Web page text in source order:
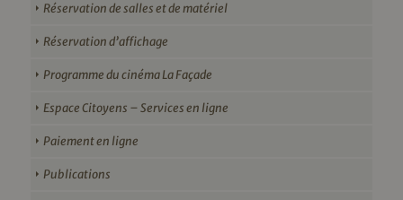
Réservation de salles et de matériel
Réservation d’affichage
Programme du cinéma La Façade
Espace Citoyens – Services en ligne
Paiement en ligne
Publications